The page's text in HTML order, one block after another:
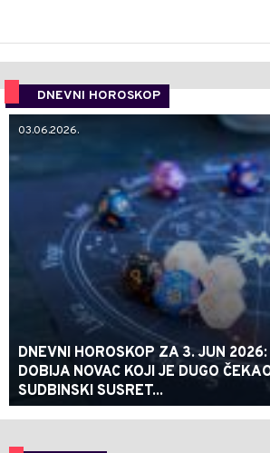
DNEVNI HOROSKOP
03.06.2026.
DNEVNI HOROSKOP ZA 3. JUN
DOBIJA NOVAC KOJI JE DUGO
SUDBINSKI SUSRET...